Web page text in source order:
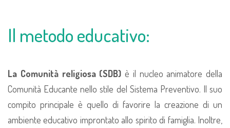
Il metodo educativo:
La Comunità religiosa (SDB) è il nucleo animatore della
Comunità Educante nello stile del Sistema Preventivo. Il suo
compito principale è quello di favorire la creazione di un
ambiente educativo improntato allo spirito di famiglia. Inoltre,